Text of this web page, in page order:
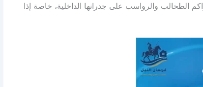
الطحالب والرواسب على جدرانها الداخلية، خاصة إذا